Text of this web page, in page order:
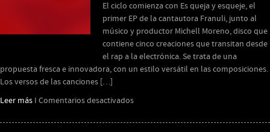
graba
en
Teatro
del
Puente
El ciclo comienza con Es queja y esqueje, el
primer EP de la cantautora Franuli, junto al
músico y productor Michell Moreno, disco que
contiene cinco creaciones que transitan desde
el rap a la electrónica. Se trata de una
propuesta fresca e innovadora, con un estilo versátil en las composiciones.
Los versos de las canciones […]
Leer más I Comentarios desactivadosen
PUENTE